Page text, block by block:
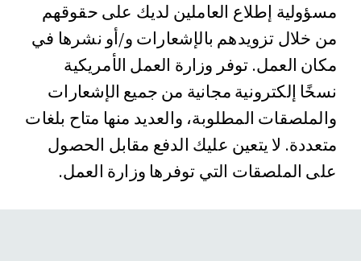
مسؤولية إطلاع العاملين لديك على حقوقهم
من خلال تزويدهم بالإشعارات و/أو نشرها في
مكان العمل. توفر وزارة العمل الأمريكية
نسخًا إلكترونية مجانية من جميع الإشعارات
والملصقات المطلوبة، والعديد منها متاح بلغات
متعددة. لا يتعين عليك الدفع مقابل الحصول
على الملصقات التي توفرها وزارة العمل.